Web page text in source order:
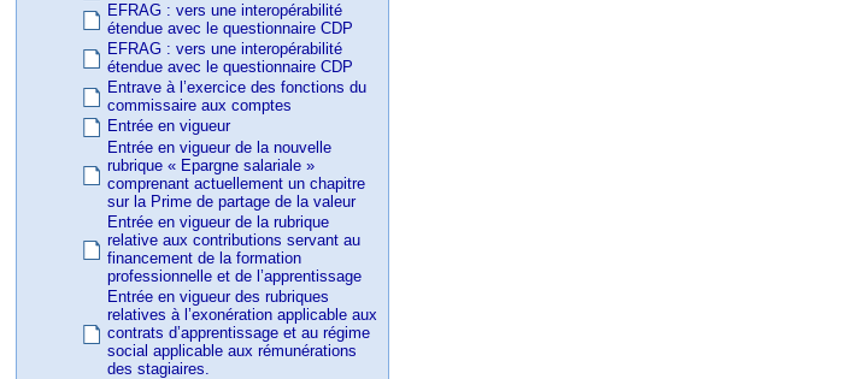
EFRAG : vers une interopérabilité
étendue avec le questionnaire CDP
EFRAG : vers une interopérabilité
étendue avec le questionnaire CDP
Entrave à l’exercice des fonctions du
commissaire aux comptes
Entrée en vigueur
Entrée en vigueur de la nouvelle
rubrique « Epargne salariale »
comprenant actuellement un chapitre
sur la Prime de partage de la valeur
Entrée en vigueur de la rubrique
relative aux contributions servant au
financement de la formation
professionnelle et de l’apprentissage
Entrée en vigueur des rubriques
relatives à l’exonération applicable aux
contrats d’apprentissage et au régime
social applicable aux rémunérations
des stagiaires.